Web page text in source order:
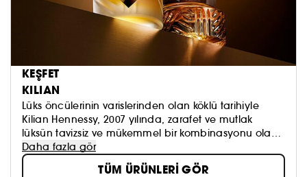
KEŞFET
KILIAN
Lüks öncülerinin varislerinden olan köklü tarihiyle
Kilian Hennessy, 2007 yılında, zarafet ve mutlak
lüksün tavizsiz ve mükemmel bir kombinasyonu olan
markasını piyasaya sürdü. "Eko-lüks" anlayışından
vazgeçmeyen ve kreasyonlarının her birinin nesilden
nesile aktarılmasını sağlayan marka, en üst düzey
Daha fazla gör
TÜM ÜRÜNLERİ GÖR